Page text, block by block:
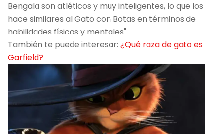
Bengala son atléticos y muy inteligentes, lo que los
hace similares al Gato con Botas en términos de
habilidades físicas y mentales".
También te puede interesar: ¿Qué raza de gato es
Garfield?